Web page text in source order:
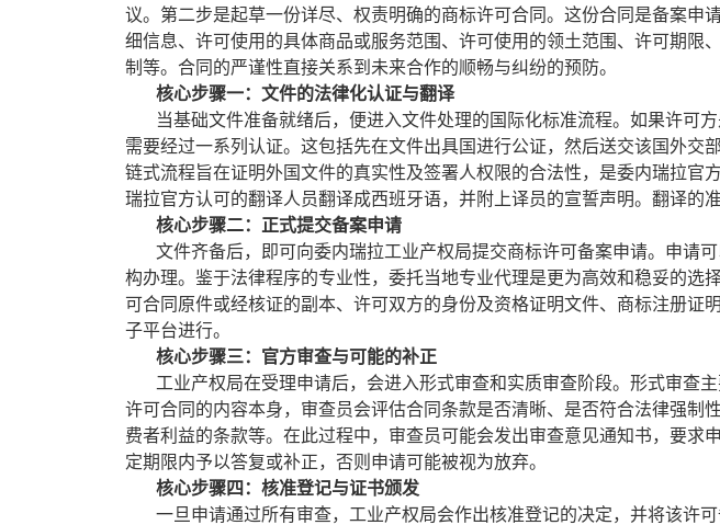
议。第二步是起草一份详尽、权责明确的商标许可合同。这份合同是备案
细信息、许可使用的具体商品或服务范围、许可使用的领土范围、许可期
制等。合同的严谨性直接关系到未来合作的顺畅与纠纷的预防。
核心步骤一：文件的法律化认证与翻译
当基础文件准备就绪后，便进入文件处理的国际化标准流程。如果许可
需要经过一系列认证。这包括先在文件出具国进行公证，然后送交该国外
链式流程旨在证明外国文件的真实性及签署人权限的合法性，是委内瑞拉
瑞拉官方认可的翻译人员翻译成西班牙语，并附上译员的宣誓声明。翻译的
核心步骤二：正式提交备案申请
文件齐备后，即可向委内瑞拉工业产权局提交商标许可备案申请。申请
构办理。鉴于法律程序的专业性，委托当地专业代理是更为高效和稳妥的
可合同原件或经核证的副本、许可双方的身份及资格证明文件、商标注册
子平台进行。
核心步骤三：官方审查与可能的补正
工业产权局在受理申请后，会进入形式审查和实质审查阶段。形式审查
许可合同的内容本身，审查员会评估合同条款是否清晰、是否符合法律强
费者利益的条款等。在此过程中，审查员可能会发出审查意见通知书，要
定期限内予以答复或补正，否则申请可能被视为放弃。
核心步骤四：核准登记与证书颁发
一旦申请通过所有审查，工业产权局会作出核准登记的决定，并将该许